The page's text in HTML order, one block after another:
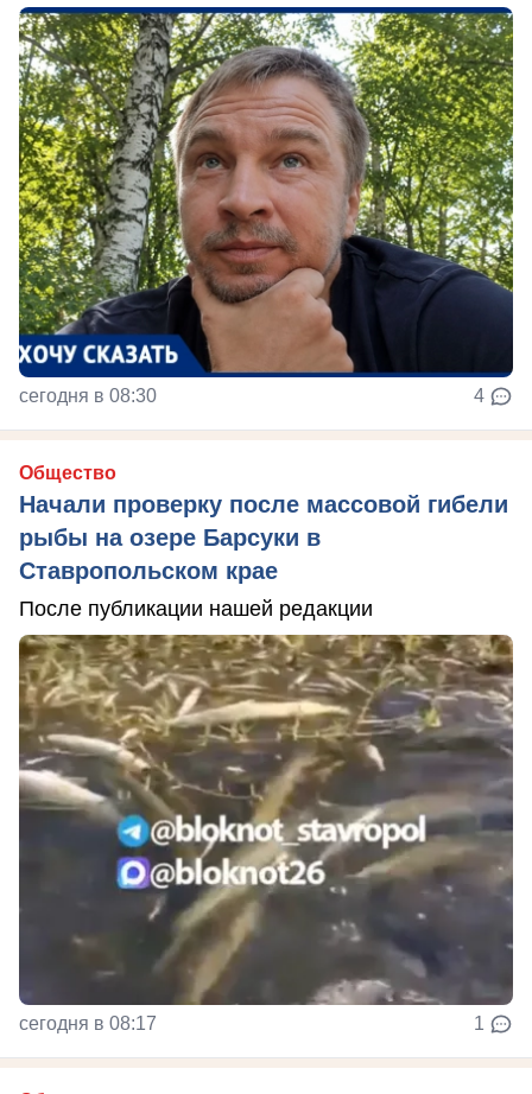
сегодня в 08:30 4
Общество
Начали проверку после массовой гибели
рыбы на озере Барсуки в
Ставропольском крае
После публикации нашей редакции
сегодня в 08:17 1